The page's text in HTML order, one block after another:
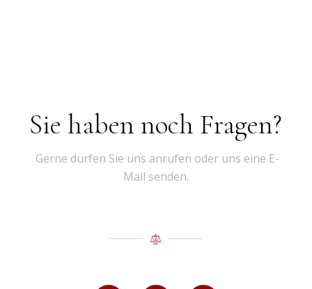
Sie haben noch Fragen?
Gerne dürfen Sie uns anrufen oder uns eine E-
Mail senden.